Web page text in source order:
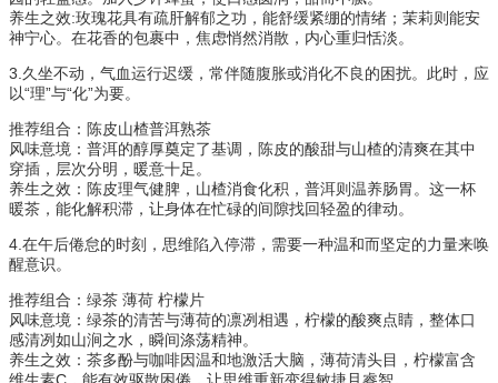
养生之效:玫瑰花具有疏肝解郁之功，能舒缓紧绷的情绪；茉莉则能安
神宁心。在花香的包裹中，焦虑悄然消散，内心重归恬淡。
3.久坐不动，气血运行迟缓，常伴随腹胀或消化不良的困扰。此时，应
以“理”与“化”为要。
推荐组合：陈皮山楂普洱熟茶
风味意境：普洱的醇厚奠定了基调，陈皮的酸甜与山楂的清爽在其中
穿插，层次分明，暖意十足。
养生之效：陈皮理气健脾，山楂消食化积，普洱则温养肠胃。这一杯
暖茶，能化解积滞，让身体在忙碌的间隙找回轻盈的律动。
4.在午后倦怠的时刻，思维陷入停滞，需要一种温和而坚定的力量来唤
醒意识。
推荐组合：绿茶 薄荷 柠檬片
风味意境：绿茶的清苦与薄荷的凛冽相遇，柠檬的酸爽点睛，整体口
感清冽如山涧之水，瞬间涤荡精神。
养生之效：茶多酚与咖啡因温和地激活大脑，薄荷清头目，柠檬富含